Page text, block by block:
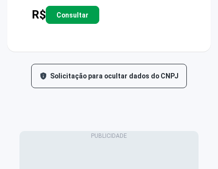
R$ Consultar
Solicitação para ocultar dados do CNPJ